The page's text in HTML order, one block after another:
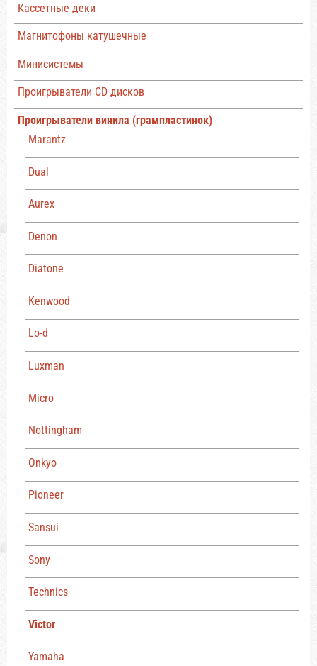
Кассетные деки
Магнитофоны катушечные
Минисистемы
Проигрыватели CD дисков
Проигрыватели винила (грампластинок)
Marantz
Dual
Aurex
Denon
Diatone
Kenwood
Lo-d
Luxman
Micro
Nottingham
Onkyo
Pioneer
Sansui
Sony
Technics
Victor
Yamaha